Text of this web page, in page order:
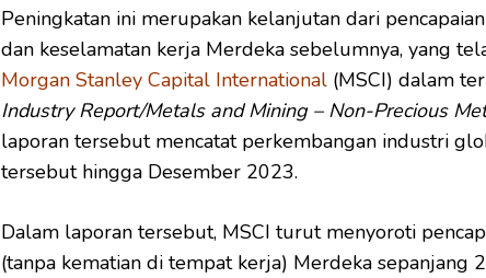
Peningkatan ini merupakan kelanjutan dari
dan keselamatan kerja Merdeka sebelumnya, yang
Morgan Stanley Capital International (MSCI) dalam
Industry Report/Metals and Mining – Non-Precious
laporan tersebut mencatat perkembangan industri
tersebut hingga Desember 2023.
Dalam laporan tersebut, MSCI turut menyoroti
(tanpa kematian di tempat kerja) Merdeka sepanjang